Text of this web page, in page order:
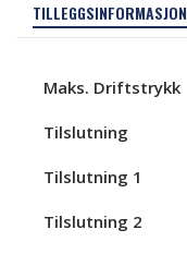
TILLEGGSINFORMASJON
Maks. Driftstrykk
Tilslutning
Tilslutning 1
Tilslutning 2